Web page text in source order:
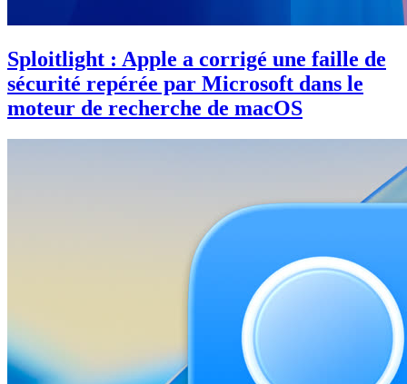
Sploitlight : Apple a corrigé une faille de
sécurité repérée par Microsoft dans le
moteur de recherche de macOS